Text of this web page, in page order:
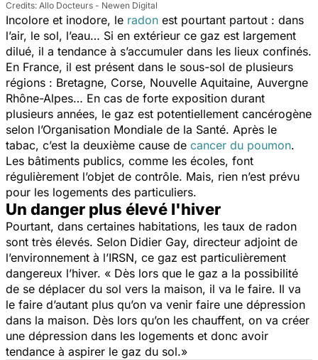
Allo Docteurs - Newen Digital
Incolore et inodore, le radon est pourtant partout : dans
l’air, le sol, l’eau… Si en extérieur ce gaz est largement
dilué, il a tendance à s’accumuler dans les lieux confinés.
En France, il est présent dans le sous-sol de plusieurs
régions : Bretagne, Corse, Nouvelle Aquitaine, Auvergne
Rhône-Alpes… En cas de forte exposition durant
plusieurs années, le gaz est potentiellement cancérogène
selon l’Organisation Mondiale de la Santé. Après le
tabac, c’est la deuxième cause de cancer du poumon.
Les bâtiments publics, comme les écoles, font
régulièrement l’objet de contrôle. Mais, rien n’est prévu
pour les logements des particuliers.
Un danger plus élevé l'hiver
Pourtant, dans certaines habitations, les taux de radon
sont très élevés. Selon Didier Gay, directeur adjoint de
l’environnement à l’IRSN, ce gaz est particulièrement
dangereux l’hiver. « Dès lors que le gaz a la possibilité
de se déplacer du sol vers la maison, il va le faire. Il va
le faire d’autant plus qu’on va venir faire une dépression
dans la maison. Dès lors qu’on les chauffent, on va créer
une dépression dans les logements et donc avoir
tendance à aspirer le gaz du sol.»